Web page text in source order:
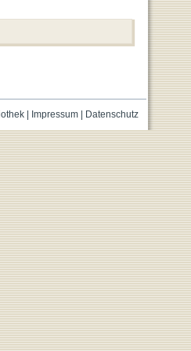
| Impressum| Datenschutz